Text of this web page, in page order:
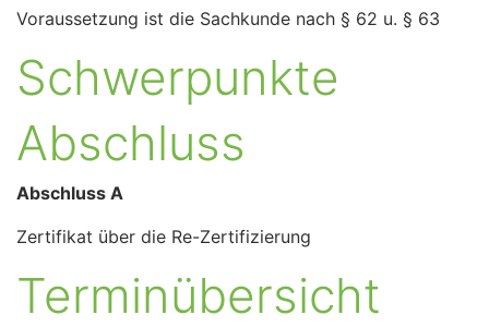
Voraussetzung ist die Sachkunde nach § 62 u. § 63
Schwerpunkte
Abschluss
Abschluss A
Zertifikat über die Re-Zertifizierung
Terminübersicht